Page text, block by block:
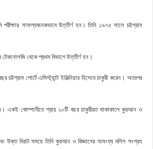
সাফল্যজনকভাবে উত্তীর্ণ হন। তিনি ১৯৭৫ সালে চট্টগ্রাম
থেকে প্রথম বিভাগে উত্তীর্ণ হন।
পাের্টে এসিস্ট্যান্ট ইঞ্জিনিয়ার হিসেবে চাকুরী করেন। অতঃপর
একই কোম্পানীতে প্রায় ২০টি বছর চাকুরীরত থাকাকালে কুরআন ও
উক্ত বিরাট সময়ে তিনি কুরআন ও বিজ্ঞানের অসংখ্য দলিল সংগ্রহ